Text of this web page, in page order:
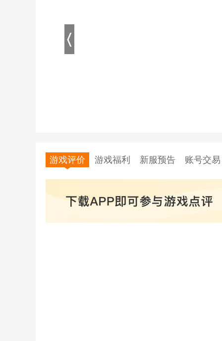
游戏评价 游戏福利 新服预告 账号交易